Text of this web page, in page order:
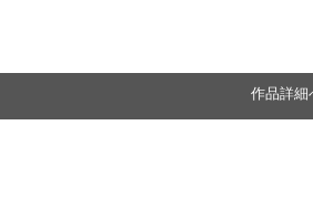
作品詳細